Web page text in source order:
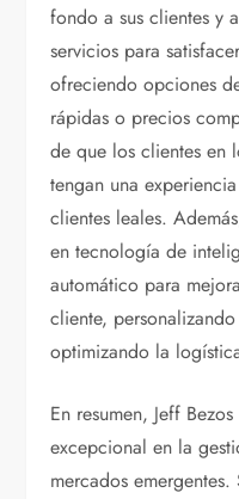
fondo a sus clientes y
servicios para
ofreciendo opciones
rápidas o precios
de que los clientes en
tengan una
clientes leales.
en tecnología de
automático para
cliente,
optimizando la
En resumen, Jeff
excepcional en la
mercados